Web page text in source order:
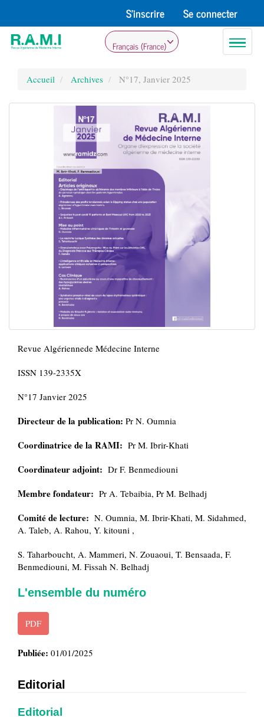
Contenu
principal
S'inscrire
Se connecter
Toggle
Français (France)
Accueil Archives N°17, Janvier 2025
Revue Algériennede Médecine Interne
ISSN 139-2335X
N°17 Janvier 2025
Directeur de la publication: Pr N. Oumnia
Coordinatrice de la RAMI: Pr M. Ibrir-Khati
Coordinateur adjoint: Dr F. Benmediouni
Membre fondateur: Pr A. Tebaibia, Pr M. Belhadj
Comité de lecture: N. Oumnia, M. Ibrir-Khati, M. Sidahmed,
A. Taleb, A. Rahou, Y. kitouni ,
S. Taharboucht, A. Mammeri, N. Zouaoui, T. Bensaada, F.
Benmediouni, M. Fissah N. Belhadj
L'ensemble du numéro
PDF
Publiée: 01/01/2025
Editorial
Editorial